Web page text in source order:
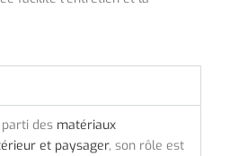
des matériaux
et paysager, son rôle est